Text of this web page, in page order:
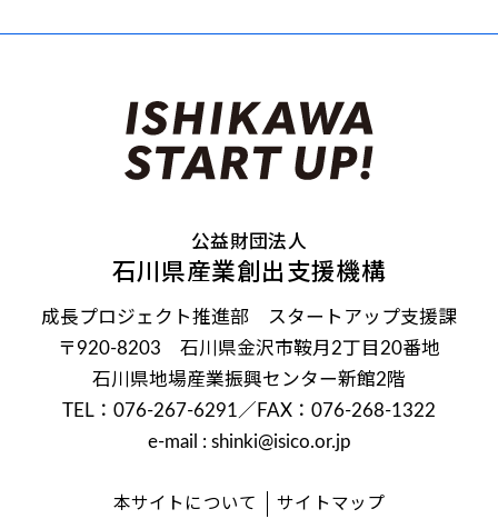
公益財団法人
石川県産業創出支援機構
成長プロジェクト推進部 スタートアップ支援課
〒920-8203 石川県金沢市鞍月2丁目20番地
石川県地場産業振興センター新館2階
TEL：076-267-6291／FAX：076-268-1322
e-mail : shinki@isico.or.jp
本サイトについて サイトマップ